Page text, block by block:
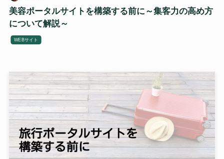
美容ポータルサイトを構築する前に～集客力の高め方
について解説～
WEBサイト